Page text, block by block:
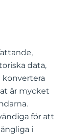
data,
konvertera
är mycket
för att
i